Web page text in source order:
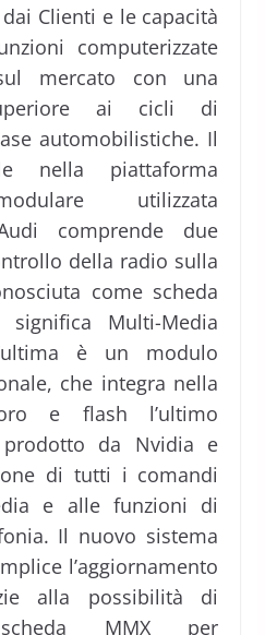
Clienti e le capacità
computerizzate
mercato con una
ai cicli di
automobilistiche. Il
nella piattaforma
utilizzata
comprende due
della radio sulla
come scheda
Multi-Media
è un modulo
che integra nella
e flash l’ultimo
prodotto da Nvidia e
di tutti i comandi
e alle funzioni di
Il nuovo sistema
l’aggiornamento
alla possibilità di
MMX per